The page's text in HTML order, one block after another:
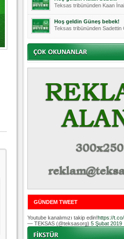
Teksas tribününden Kaan
Hoş geldin Güneş bebek!
Teksas tribününden Sadettin
Mutluluklar Ceyhun Tetik
Teksas tribünlerinin sevilen
Bursasporumuzun önü
Hoş geldin Alaz Bebek!
Teksas.org sistem yöneticisi,
Hoş geldin Göktuğ Bebek!
Teksas.org ekibimizden ve
Teksas tribünlerinden Basri
Hoş geldin Kerem Bebek!
Tribünlerimizden Mesut
Hoş geldin Aslan bebek!
Teksas tribününden Kaan
GÜNDEM TWEET
Youtube kanalımızı takip edin!https://
— TEKSAS (@teksasorg) 5 Şubat 2019